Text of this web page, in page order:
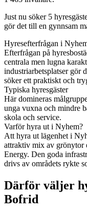
Just nu söker 5
gör det till en gynnsam
Hyresefterfrågan i
Efterfrågan på
centrala men lugna
industriarbetsplatser gör
söker ett praktiskt och
Typiska hyresgäster
Här domineras
unga vuxna och mindre
skola och service.
Varför hyra ut i Nyhem?
Att hyra ut lägenhet i
attraktiv mix av grönytor
Energy. Den goda
drivs av områdets rykte
Därför väljer
Bofrid